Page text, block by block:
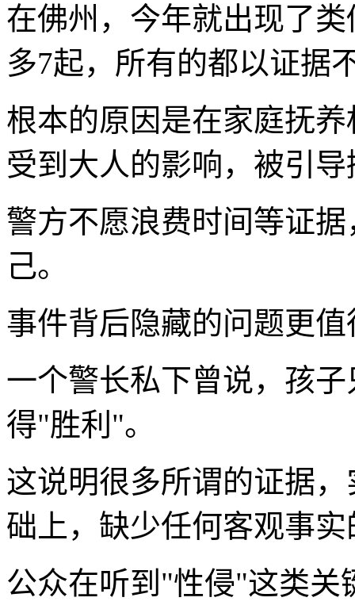
在佛州，今年就出现了
多7起，所有的都以证据
根本的原因是在家庭抚
受到大人的影响，被引
警方不愿浪费时间等证
己。
事件背后隐藏的问题更
一个警长私下曾说，孩
得"胜利"。
这说明很多所谓的证据
础上，缺少任何客观事
公众在听到"性侵"这类关